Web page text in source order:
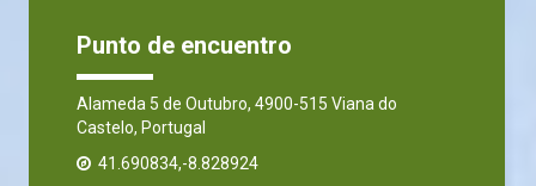
Punto de encuentro
Alameda 5 de Outubro, 4900-515 Viana do
Castelo, Portugal
41.690834,-8.828924